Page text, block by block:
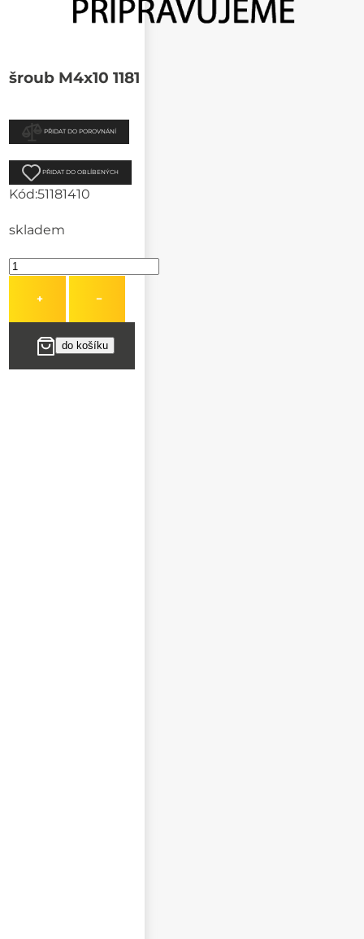
šroub M4x10 1181
PŘIDAT DO POROVNÁNÍ
PŘIDAT DO OBLÍBENÝCH
Kód:51181410
skladem
+ −